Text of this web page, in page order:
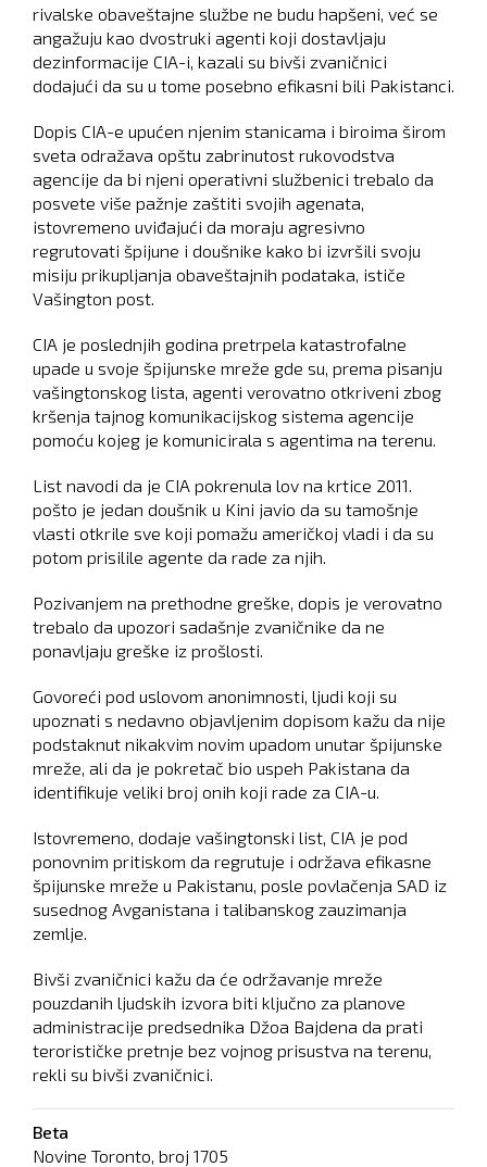
rivalske obaveštajne službe ne budu hapšeni, već se
angažuju kao dvostruki agenti koji dostavljaju
dezinformacije CIA-i, kazali su bivši zvaničnici
dodajući da su u tome posebno efikasni bili Pakistanci.
Dopis CIA-e upućen njenim stanicama i biroima širom
sveta odražava opštu zabrinutost rukovodstva
agencije da bi njeni operativni službenici trebalo da
posvete više pažnje zaštiti svojih agenata,
istovremeno uviđajući da moraju agresivno
regrutovati špijune i doušnike kako bi izvršili svoju
misiju prikupljanja obaveštajnih podataka, ističe
Vašington post.
CIA je poslednjih godina pretrpela katastrofalne
upade u svoje špijunske mreže gde su, prema pisanju
vašingtonskog lista, agenti verovatno otkriveni zbog
kršenja tajnog komunikacijskog sistema agencije
pomoću kojeg je komunicirala s agentima na terenu.
List navodi da je CIA pokrenula lov na krtice 2011.
pošto je jedan doušnik u Kini javio da su tamošnje
vlasti otkrile sve koji pomažu američkoj vladi i da su
potom prisilile agente da rade za njih.
Pozivanjem na prethodne greške, dopis je verovatno
trebalo da upozori sadašnje zvaničnike da ne
ponavljaju greške iz prošlosti.
Govoreći pod uslovom anonimnosti, ljudi koji su
upoznati s nedavno objavljenim dopisom kažu da nije
podstaknut nikakvim novim upadom unutar špijunske
mreže, ali da je pokretač bio uspeh Pakistana da
identifikuje veliki broj onih koji rade za CIA-u.
Istovremeno, dodaje vašingtonski list, CIA je pod
ponovnim pritiskom da regrutuje i održava efikasne
špijunske mreže u Pakistanu, posle povlačenja SAD iz
susednog Avganistana i talibanskog zauzimanja
zemlje.
Bivši zvaničnici kažu da će održavanje mreže
pouzdanih ljudskih izvora biti ključno za planove
administracije predsednika Džoa Bajdena da prati
terorističke pretnje bez vojnog prisustva na terenu,
rekli su bivši zvaničnici.
Beta
Novine Toronto, broj 1705